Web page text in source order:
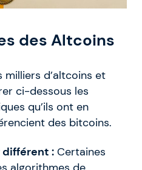
des Altcoins
milliers d’altcoins et
ci-dessous les
qu’ils ont en
des bitcoins.
:Certaines